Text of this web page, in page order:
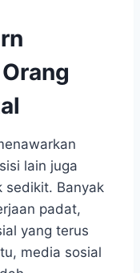
lain juga
sedikit. Banyak
padat,
yang terus
media sosial